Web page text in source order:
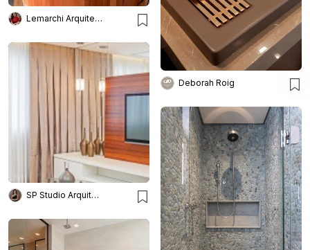
Deborah Roig
Lemarchi Arquitetura
SP Studio Arquitetura